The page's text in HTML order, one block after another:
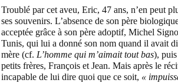
Troublé par cet aveu, Eric, 47 ans, n’en peut
ses souvenirs. L’absence de son père
acceptée grâce à son père adoptif, Michel
Tunis, qui lui a donné son nom quand il avait
mère (cf. L’homme qui m’aimait tout bas),
petits frères, François et Jean. Mais après le
incapable de lui dire quoi que ce soit, «